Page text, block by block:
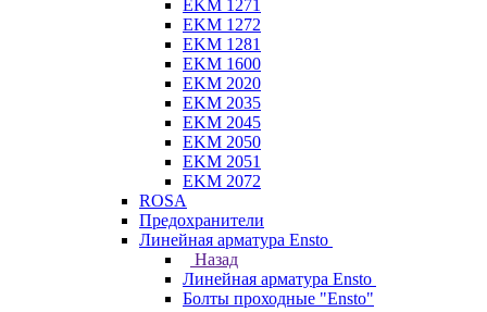
EKM 1271
EKM 1272
EKM 1281
EKM 1600
EKM 2020
EKM 2035
EKM 2045
EKM 2050
EKM 2051
EKM 2072
ROSA
Предохранители
Линейная арматура Ensto
Назад
Линейная арматура Ensto
Болты проходные "Ensto"